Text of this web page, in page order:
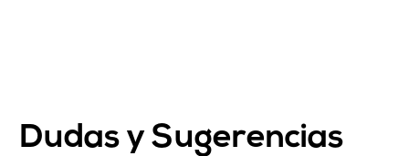
Dudas y Sugerencias